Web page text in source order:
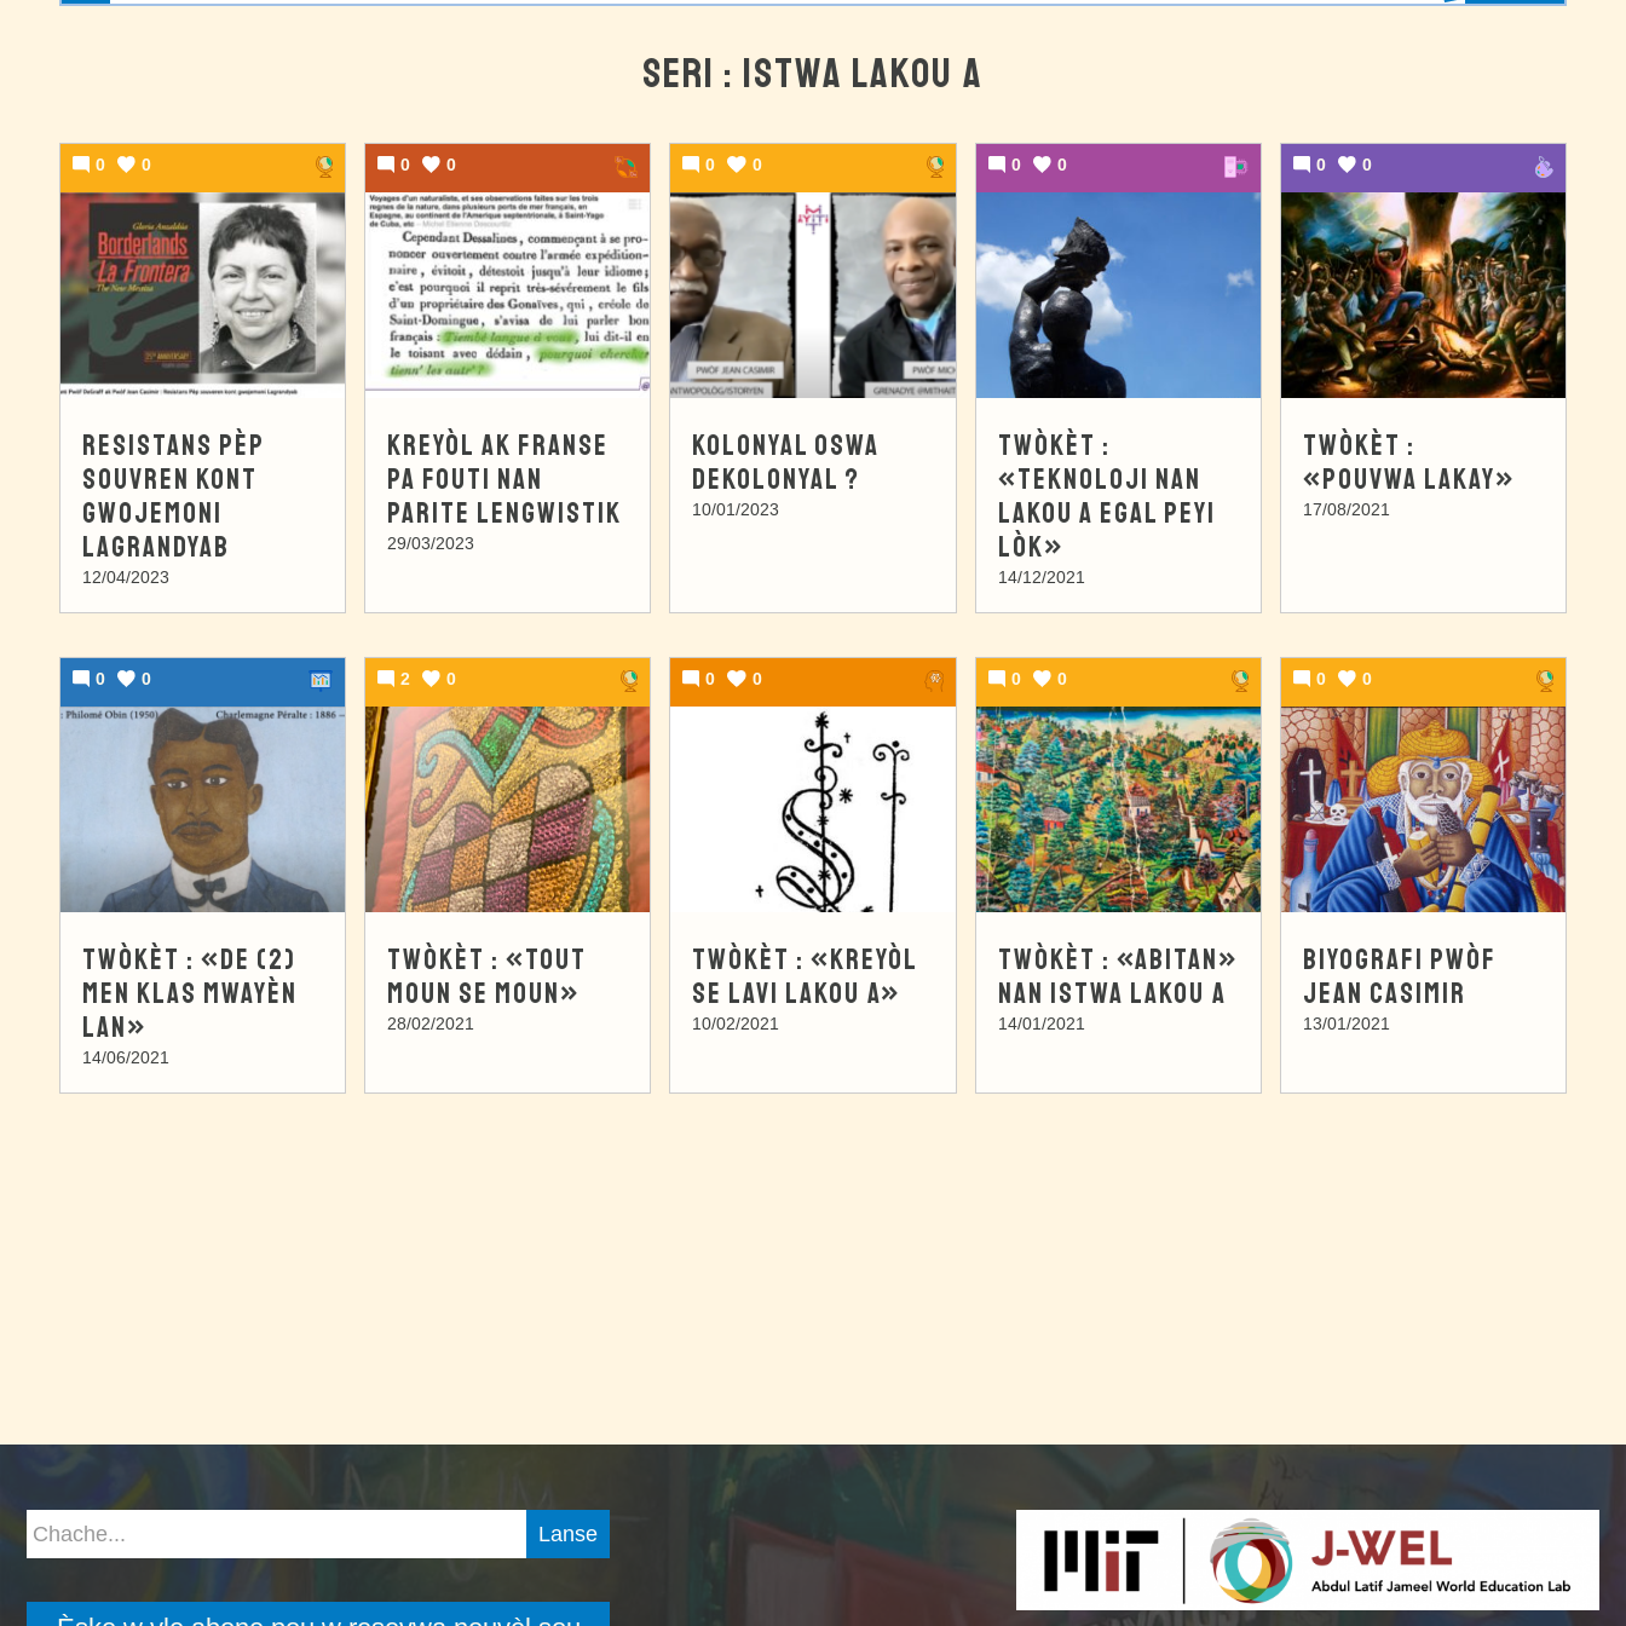
SERI : ISTWA LAKOU A
0 0
RESISTANS PÈP
SOUVREN KONT
GWOJEMONI
LAGRANDYAB
12/04/2023
0 0
KREYÒL AK FRANSE
PA FOUTI NAN
PARITE LENGWISTIK
29/03/2023
0 0
KOLONYAL OSWA
DEKOLONYAL ?
10/01/2023
0 0
TWÒKÈT :
«TEKNOLOJI NAN
LAKOU A EGAL PEYI
LÒK»
14/12/2021
0 0
TWÒKÈT :
«POUVWA LAKAY»
17/08/2021
0 0
TWÒKÈT : «DE (2)
MEN KLAS MWAYÈN
LAN»
14/06/2021
2 0
TWÒKÈT : «TOUT
MOUN SE MOUN»
28/02/2021
0 0
TWÒKÈT : «KREYÒL
SE LAVI LAKOU A»
10/02/2021
0 0
TWÒKÈT : «ABITAN»
NAN ISTWA LAKOU A
14/01/2021
0 0
BIYOGRAFI PWÒF
JEAN CASIMIR
13/01/2021